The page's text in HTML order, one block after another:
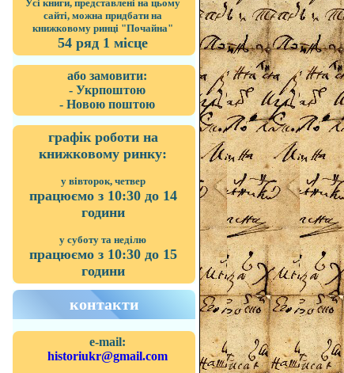
Усі книги, представлені на цьому
сайті, можна придбати на
книжковому ринці "Почайна"
54 ряд 1 місце
або замовити:
- Укрпоштою
- Новою поштою
графік роботи на
книжковому ринку:
у вівторок, четвер
працюємо з 10:30 до 14
години
у суботу та неділю
працюємо з 10:30 до 15
години
контакти
e-mail:
historiukr@gmail.com